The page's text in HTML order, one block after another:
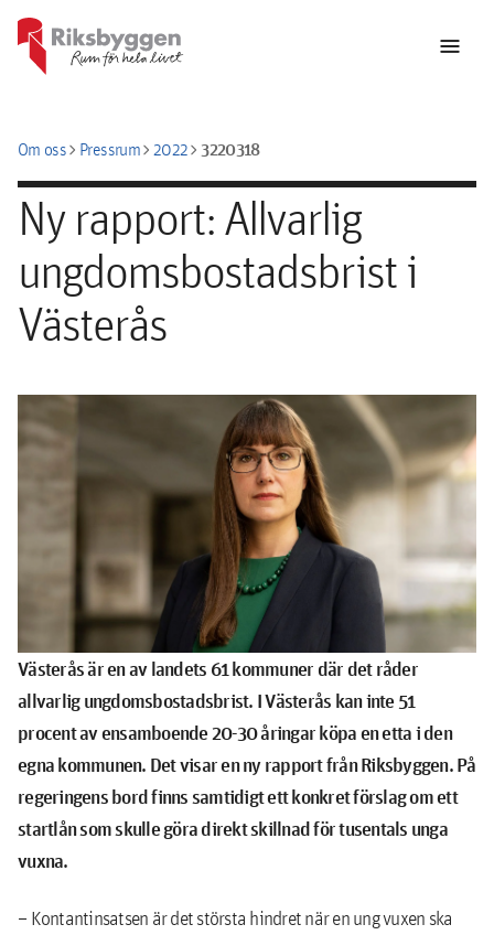
menu
Om osschevron_rightPressrumchevron_right2022chevron_right3220318
Ny rapport: Allvarlig
ungdomsbostadsbrist i
Västerås
Västerås är en av landets 61 kommuner där det råder
allvarlig ungdomsbostadsbrist. I Västerås kan inte 51
procent av ensamboende 20-30 åringar köpa en etta i den
egna kommunen. Det visar en ny rapport från Riksbyggen.På
regeringens bord finns samtidigt ett konkret förslag om ett
startlån som skulle göra direkt skillnad för tusentals unga
vuxna.
– Kontantinsatsen är det största hindret när en ung vuxen ska